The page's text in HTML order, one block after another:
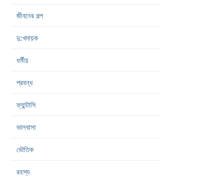
জীবনের গল্প
দু:খদায়ক
ধর্মীয়
প্রবন্ধ
ফ্যান্টাসি
ভালবাসা
ভৌতিক
রহস্য